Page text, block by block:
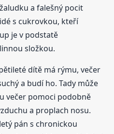
a falešný pocit
s cukrovkou, kteří
je v podstatě
složkou.
dítě má rýmu, večer
a budí ho. Tady může
večer pomoci podobně
a proplach nosu.
pán s chronickou